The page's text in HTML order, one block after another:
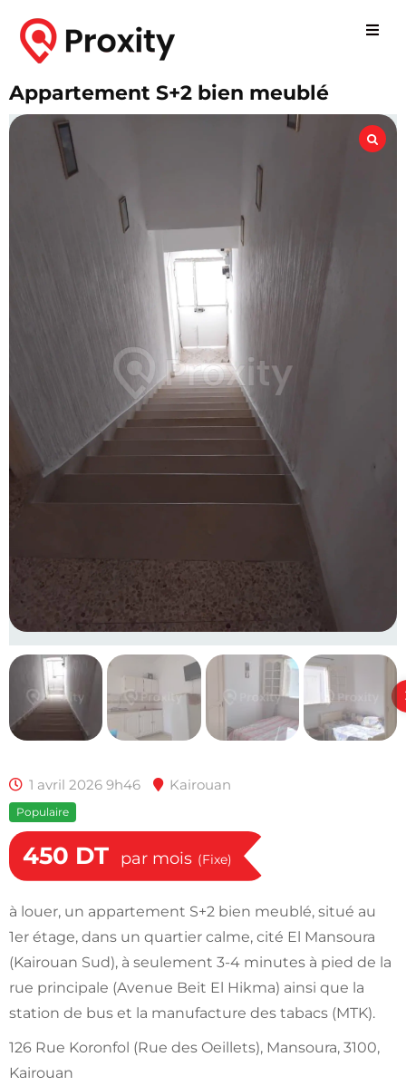
Appartement S+2 bien meublé
1 avril 2026 9h46 Kairouan
Populaire
450 DT par mois (Fixe)
à louer, un appartement S+2 bien meublé, situé au
1er étage, dans un quartier calme, cité El Mansoura
(Kairouan Sud), à seulement 3-4 minutes à pied de la
rue principale (Avenue Beit El Hikma) ainsi que la
station de bus et la manufacture des tabacs (MTK).
126 Rue Koronfol (Rue des Oeillets), Mansoura, 3100,
Kairouan